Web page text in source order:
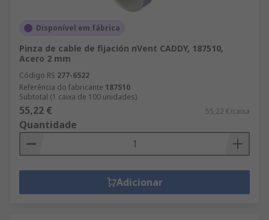
Disponível em fábrica
Pinza de cable de fijación nVent CADDY, 187510,
Acero 2 mm
Código RS 277-6522
Referência do fabricante 187510
Subtotal (1 caixa de 100 unidades)
55,22 € 55,22 €/caixa
Quantidade
Adicionar